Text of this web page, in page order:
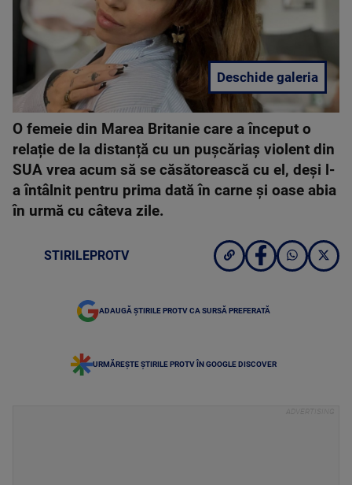
Deschide galeria
O femeie din Marea Britanie care a început o
relație de la distanță cu un pușcăriaș violent din
SUA vrea acum să se căsătorească cu el, deși l-
a întâlnit pentru prima dată în carne și oase abia
în urmă cu câteva zile.
STIRILEPROTV
ADAUGĂ ȘTIRILE PROTV CA SURSĂ PREFERATĂ
URMĂREȘTE ȘTIRILE PROTV ÎN GOOGLE DISCOVER